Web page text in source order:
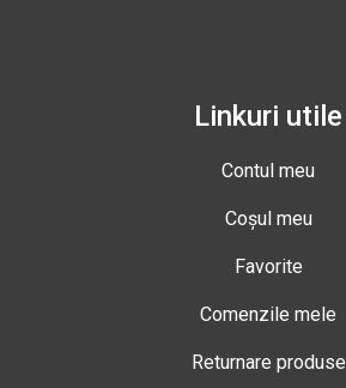
Linkuri utile
Contul meu
Coșul meu
Favorite
Comenzile mele
Returnare produse